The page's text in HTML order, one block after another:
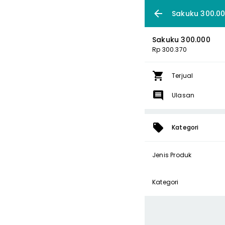
Sakuku
Sakuku 300.000
Rp 300.370
Terjual
Ulasan
Kategori
Jenis Produk
Kategori